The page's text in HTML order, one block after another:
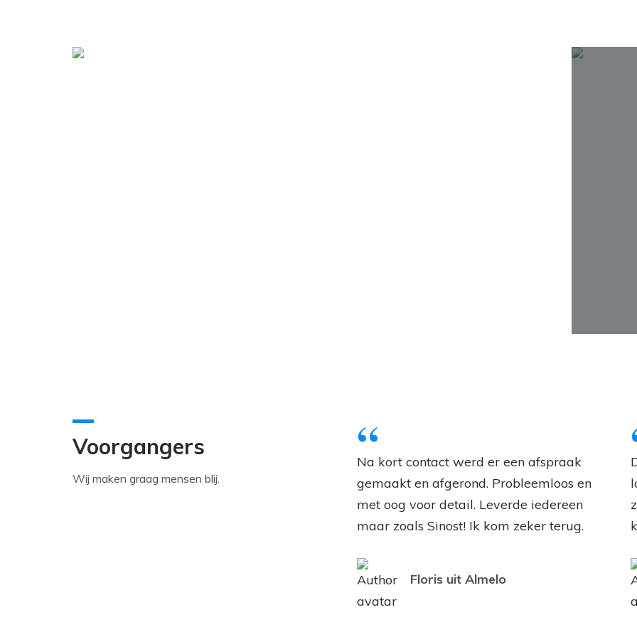
Voorgangers
Wij maken graag mensen blij.
Na kort contact werd er een afspraak
gemaakt en afgerond. Probleemloos en
met oog voor detail. Leverde iedereen
maar zoals Sinost! Ik kom zeker terug.
Floris uit Almelo